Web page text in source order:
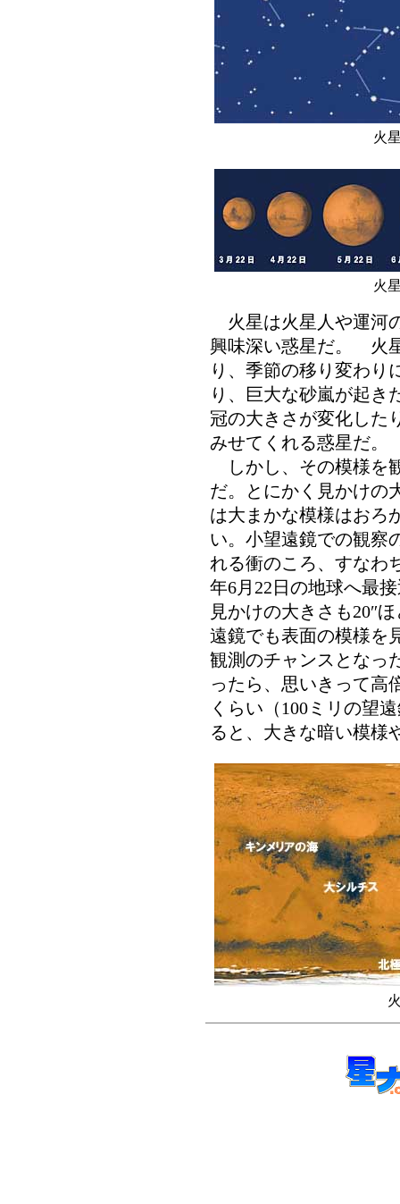
火
火
火星は火星人や運河
興味深い惑星だ。 火
り、季節の移り変わり
り、巨大な砂嵐が起き
冠の大きさが変化した
みせてくれる惑星だ。
しかし、その模様を
だ。とにかく見かけの
は大まかな模様はおろ
い。小望遠鏡での観察
れる衝のころ、すなわ
年6月22日の地球へ最
見かけの大きさも20″
遠鏡でも表面の模様を
観測のチャンスとなっ
ったら、思いきって高
くらい（100ミリの望
ると、大きな暗い模様